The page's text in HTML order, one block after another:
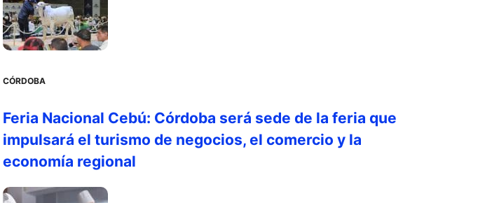
CÓRDOBA
Feria Nacional Cebú: Córdoba será sede de la feria que
impulsará el turismo de negocios, el comercio y la
economía regional